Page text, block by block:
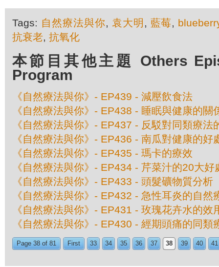
Tags: 自然療法與你, 袁大明 , 藍莓,
抗衰老, 抗氧化
本節目其他主題 Others
Program
《自然療法與你》- EP439 - 減壓飲食法
《自然療法與你》- EP438 - 睡眠與健康的關
《自然療法與你》- EP437 - 反駁對同類療法
《自然療法與你》- EP436 - 南瓜對健康的好
《自然療法與你》- EP435 - 瑪卡的療效
《自然療法與你》- EP434 - 芹菜汁的20大好
《自然療法與你》- EP433 - 頭髮礦物質分析
《自然療法與你》- EP432 - 急性耳炎的自然
《自然療法與你》- EP431 - 玫瑰花卉水的效
《自然療法與你》- EP430 - 經期頭痛的同類
Page 38 of 81 First 33 34 35 36 37 38 39 40 41